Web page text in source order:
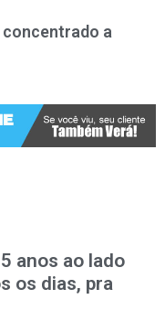
a
anos ao lado
os dias, pra